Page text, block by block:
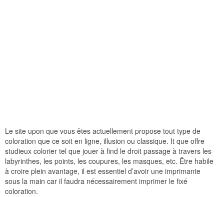
Le site upon que vous êtes actuellement propose tout type de
coloration que ce soit en ligne, illusion ou classique. It que offre
studieux colorier tel que jouer à find le droit passage à travers les
labyrinthes, les points, les coupures, les masques, etc. Être habile
à croire plein avantage, il est essentiel d’avoir une imprimante
sous la main car il faudra nécessairement imprimer le fixé
coloration.